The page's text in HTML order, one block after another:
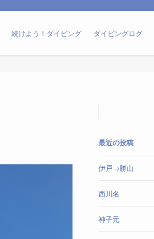
続けよう！ダイビング ダイビングログ
最近の投稿
伊戸→勝山
西川名
神子元